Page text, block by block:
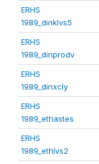
ERHS
1989_dinklvs5
ERHS
1989_dinprodv
ERHS
1989_dinxcly
ERHS
1989_ethastes
ERHS
1989_ethlvs2